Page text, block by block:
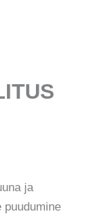
ja
puudumine